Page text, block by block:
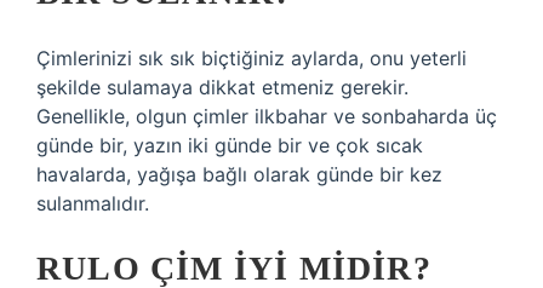
Çimlerinizi sık sık biçtiğiniz aylarda, onu yeterli
şekilde sulamaya dikkat etmeniz gerekir.
Genellikle, olgun çimler ilkbahar ve sonbaharda üç
günde bir, yazın iki günde bir ve çok sıcak
havalarda, yağışa bağlı olarak günde bir kez
sulanmalıdır.
RULO ÇIM IYI MIDIR?